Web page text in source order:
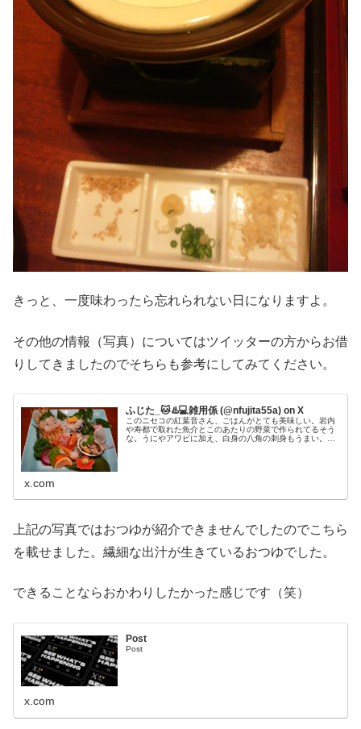
きっと、一度味わったら忘れられない日になりますよ。
その他の情報（写真）についてはツイッターの方からお借
りしてきましたのでそちらも参考にしてみてください。
ふじた_🐱♨️💻雑用係 (@nfujita55a) on X
このニセコの紅葉音さん、ごはんがとても美味しい。岩内
や寿都で取れた魚介とこのあたりの野菜で作られてるそう
な。うにやアワビに加え、白身の八角の刺身もうまい。#
x.com
上記の写真ではおつゆが紹介できませんでしたのでこちら
を載せました。繊細な出汁が生きているおつゆでした。
できることならおかわりしたかった感じです（笑）
Post
Post
x.com